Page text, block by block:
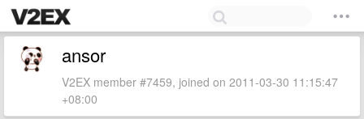
ansor
V2EX member #7459, joined on 2011-03-30 11:15:47
+08:00